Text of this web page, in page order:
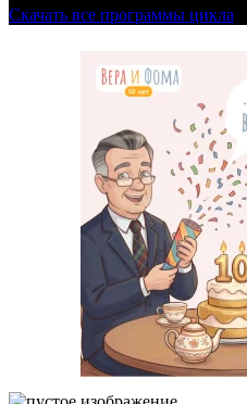
Скачать все программы цикла